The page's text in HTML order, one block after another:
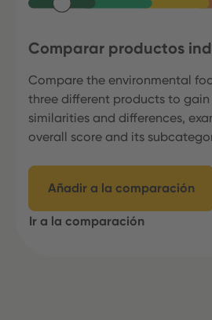
Comparar productos
Compare the environmental
three different products to
similarities and differences,
overall score and its
Añadir a la comparación
Ir a la comparación